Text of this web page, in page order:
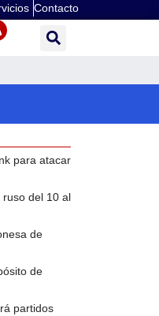
Contacto
para atacar
ruso del 10 al
de
de
partidos